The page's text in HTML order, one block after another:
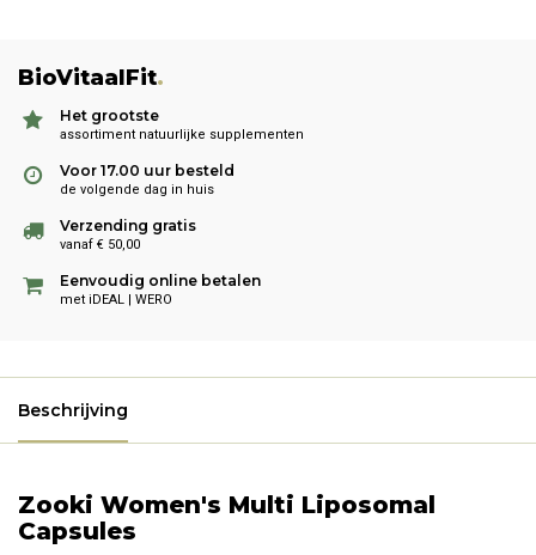
BioVitaalFit.
Het grootste
assortiment natuurlijke supplementen
Voor 17.00 uur besteld
de volgende dag in huis
Verzending gratis
vanaf € 50,00
Eenvoudig online betalen
met iDEAL | WERO
Beschrijving
Zooki Women's Multi Liposomal
Capsules